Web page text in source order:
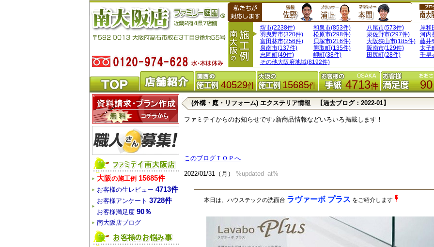
(外構・庭・リフォーム) エクステリア情報 【過去ブログ：2022-01】
堺市(2238件) 和泉市(853件) 八尾市(573件)
岸和
羽曳野市(320件)
松原市(298件) 泉佐野市(297件)
河内
富田林市(256件)
貝塚市(216件) 大阪狭山市(185件)
藤井
泉南市(137件)
熊取町(135件) 阪南市(129件)
太子
忠岡町(49件)
岬町(38件) 田尻町(28件)
千早
その他大阪府地域(8192件)
40529件 15685件 4713件 90
ファミテイからのお知らせです♪新商品情報などいろいろ掲載します！
このブログＴＯＰへ
2022/01/31（月） %updated_at%
本日は、ハウステックの洗面台 ラヴァーボ プラス をご紹介します
大阪の施工例 15685件
お客様の生レビュー 4713件
お客様アンケート 3728件
お客様満足度 90％
南大阪店ブログ